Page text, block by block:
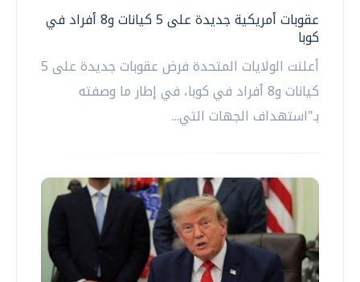
عقوبات أمريكية جديدة على 5 كيانات و8 أفراد في
كوبا
أعلنت الولايات المتحدة فرض عقوبات جديدة على 5
كيانات و8 أفراد في كوبا، في إطار ما وصفته
بـ"استهداف الجهات التي...